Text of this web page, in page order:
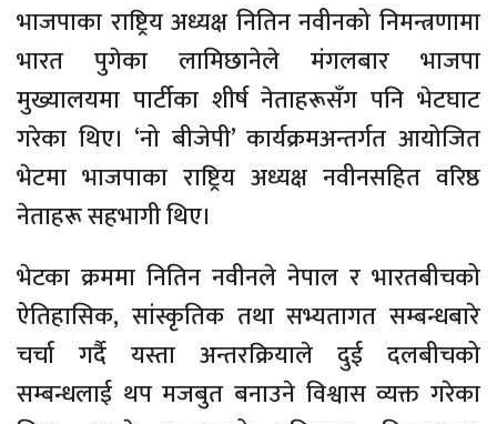
भाजपाका राष्ट्रिय अध्यक्ष नितिन नवीनको निमन्त्रणामा
भारत पुगेका लामिछानेले मंगलबार भाजपा
मुख्यालयमा पार्टीका शीर्ष नेताहरूसँग पनि भेटघाट
गरेका थिए। ‘नो बीजेपी’ कार्यक्रमअन्तर्गत आयोजित
भेटमा भाजपाका राष्ट्रिय अध्यक्ष नवीनसहित वरिष्ठ
नेताहरू सहभागी थिए।
भेटका क्रममा नितिन नवीनले नेपाल र भारतबीचको
ऐतिहासिक, सांस्कृतिक तथा सभ्यतागत सम्बन्धबारे
चर्चा गर्दै यस्ता अन्तरक्रियाले दुई दलबीचको
सम्बन्धलाई थप मजबुत बनाउने विश्वास व्यक्त गरेका